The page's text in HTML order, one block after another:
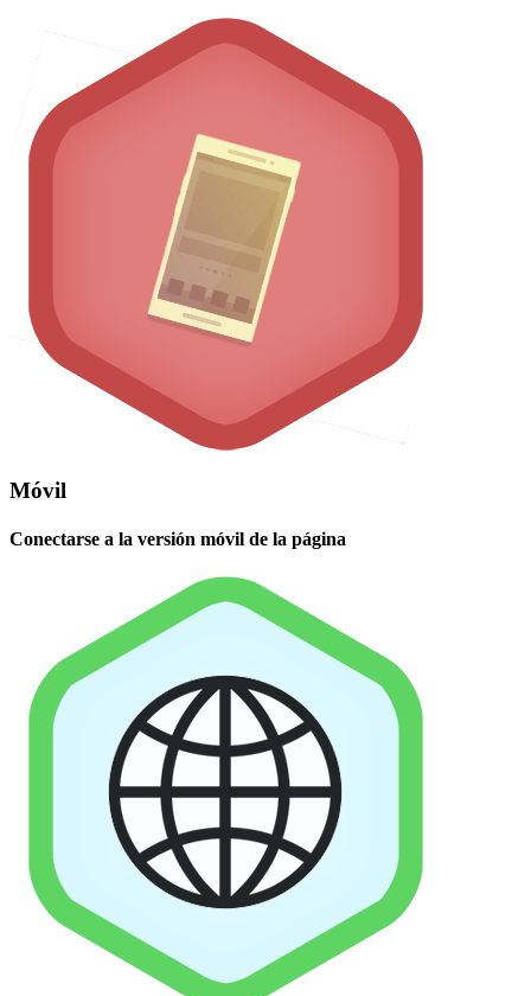
Móvil
Conectarse a la versión móvil de la página